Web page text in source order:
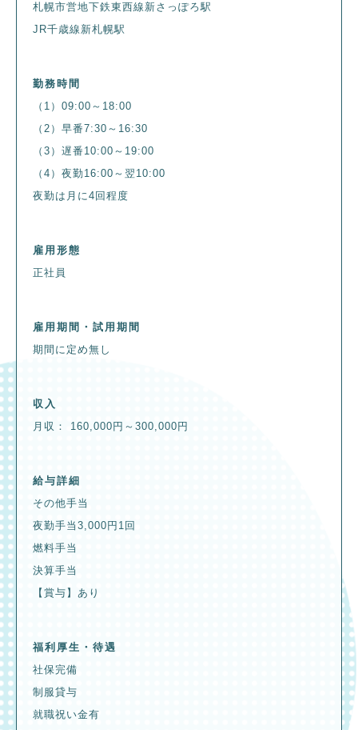
札幌市営地下鉄東西線新さっぽろ駅
JR千歳線新札幌駅
勤務時間
（1）09:00～18:00
（2）早番7:30～16:30
（3）遅番10:00～19:00
（4）夜勤16:00～翌10:00
夜勤は月に4回程度
雇用形態
正社員
雇用期間・試用期間
期間に定め無し
収入
月収： 160,000円～300,000円
給与詳細
その他手当
夜勤手当3,000円1回
燃料手当
決算手当
【賞与】あり
福利厚生・待遇
社保完備
制服貸与
就職祝い金有